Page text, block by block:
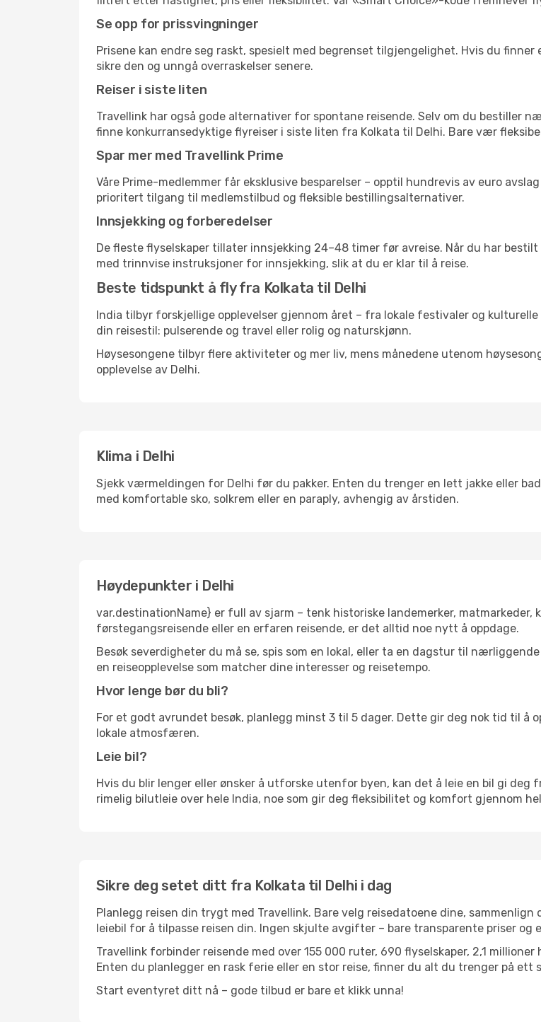
Se opp for prissvingninger
Prisene kan endre seg raskt, spesielt med begrenset tilgjengelighet. Hvis du
sikre den og unngå overraskelser senere.
Reiser i siste liten
Travellink har også gode alternativer for spontane reisende. Selv om du bestiller
finne konkurransedyktige flyreiser i siste liten fra Kolkata til Delhi. Bare vær
Spar mer med Travellink Prime
Våre Prime-medlemmer får eksklusive besparelser – opptil hundrevis av euro
prioritert tilgang til medlemstilbud og fleksible bestillingsalternativer.
Innsjekking og forberedelser
De fleste flyselskaper tillater innsjekking 24–48 timer før avreise. Når du har
med trinnvise instruksjoner for innsjekking, slik at du er klar til å reise.
Beste tidspunkt å fly fra Kolkata til Delhi
India tilbyr forskjellige opplevelser gjennom året – fra lokale festivaler og
din reisestil: pulserende og travel eller rolig og naturskjønn.
Høysesongene tilbyr flere aktiviteter og mer liv, mens månedene utenom
opplevelse av Delhi.
Klima i Delhi
Sjekk værmeldingen for Delhi før du pakker. Enten du trenger en lett jakke eller
med komfortable sko, solkrem eller en paraply, avhengig av årstiden.
Høydepunkter i Delhi
var.destinationName} er full av sjarm – tenk historiske landemerker,
førstegangsreisende eller en erfaren reisende, er det alltid noe nytt å oppdage.
Besøk severdigheter du må se, spis som en lokal, eller ta en dagstur til
en reiseopplevelse som matcher dine interesser og reisetempo.
Hvor lenge bør du bli?
For et godt avrundet besøk, planlegg minst 3 til 5 dager. Dette gir deg nok tid til å
lokale atmosfæren.
Leie bil?
Hvis du blir lenger eller ønsker å utforske utenfor byen, kan det å leie en bil gi deg
rimelig bilutleie over hele India, noe som gir deg fleksibilitet og komfort gjennom
Sikre deg setet ditt fra Kolkata til Delhi i dag
Planlegg reisen din trygt med Travellink. Bare velg reisedatoene dine,
leiebil for å tilpasse reisen din. Ingen skjulte avgifter – bare transparente priser og
Travellink forbinder reisende med over 155 000 ruter, 690 flyselskaper, 2,1
Enten du planlegger en rask ferie eller en stor reise, finner du alt du trenger på ett
Start eventyret ditt nå – gode tilbud er bare et klikk unna!